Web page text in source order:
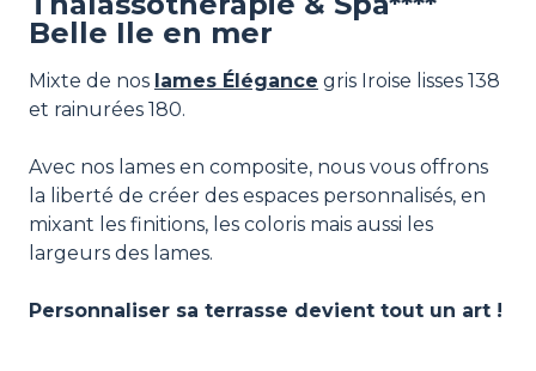
Belle Ile en mer
Mixte de nos lames Élégance gris Iroise lisses 138
et rainurées 180.
Avec nos lames en composite, nous vous offrons
la liberté de créer des espaces personnalisés, en
mixant les finitions, les coloris mais aussi les
largeurs des lames.
Personnaliser sa terrasse devient tout un art !